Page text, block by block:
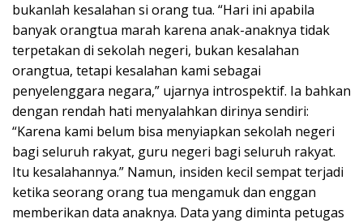
bukanlah kesalahan si orang tua. “Hari ini apabila
banyak orangtua marah karena anak-anaknya tidak
terpetakan di sekolah negeri, bukan kesalahan
orangtua, tetapi kesalahan kami sebagai
penyelenggara negara,” ujarnya introspektif. Ia bahkan
dengan rendah hati menyalahkan dirinya sendiri:
“Karena kami belum bisa menyiapkan sekolah negeri
bagi seluruh rakyat, guru negeri bagi seluruh rakyat.
Itu kesalahannya.” Namun, insiden kecil sempat terjadi
ketika seorang orang tua mengamuk dan enggan
memberikan data anaknya. Data yang diminta petugas